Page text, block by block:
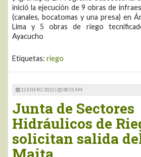
inició la ejecución de 9 obras de
(canales, bocatomas y una presa) en
Lima y 5 obras de riego
Ayacucho
Etiquetas: riego
12 ENERO 2022 | 08:55 AM
Junta de Sectores
Hidráulicos de
solicitan salida